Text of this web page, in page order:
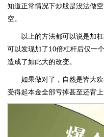
知道正常情况下炒股是没法做
空。
以上的方法都可以说是加
可以发现加了10倍杠杆后仅一
造成了如此大的改变。
如果做对了，自然是皆大
受得起本金全部亏掉甚至还背上